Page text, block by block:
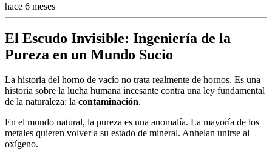
hace 6 meses
El Escudo Invisible: Ingeniería de la
Pureza en un Mundo Sucio
La historia del horno de vacío no trata realmente de hornos. Es una
historia sobre la lucha humana incesante contra una ley fundamental
de la naturaleza: la contaminación.
En el mundo natural, la pureza es una anomalía. La mayoría de los
metales quieren volver a su estado de mineral. Anhelan unirse al
oxígeno.